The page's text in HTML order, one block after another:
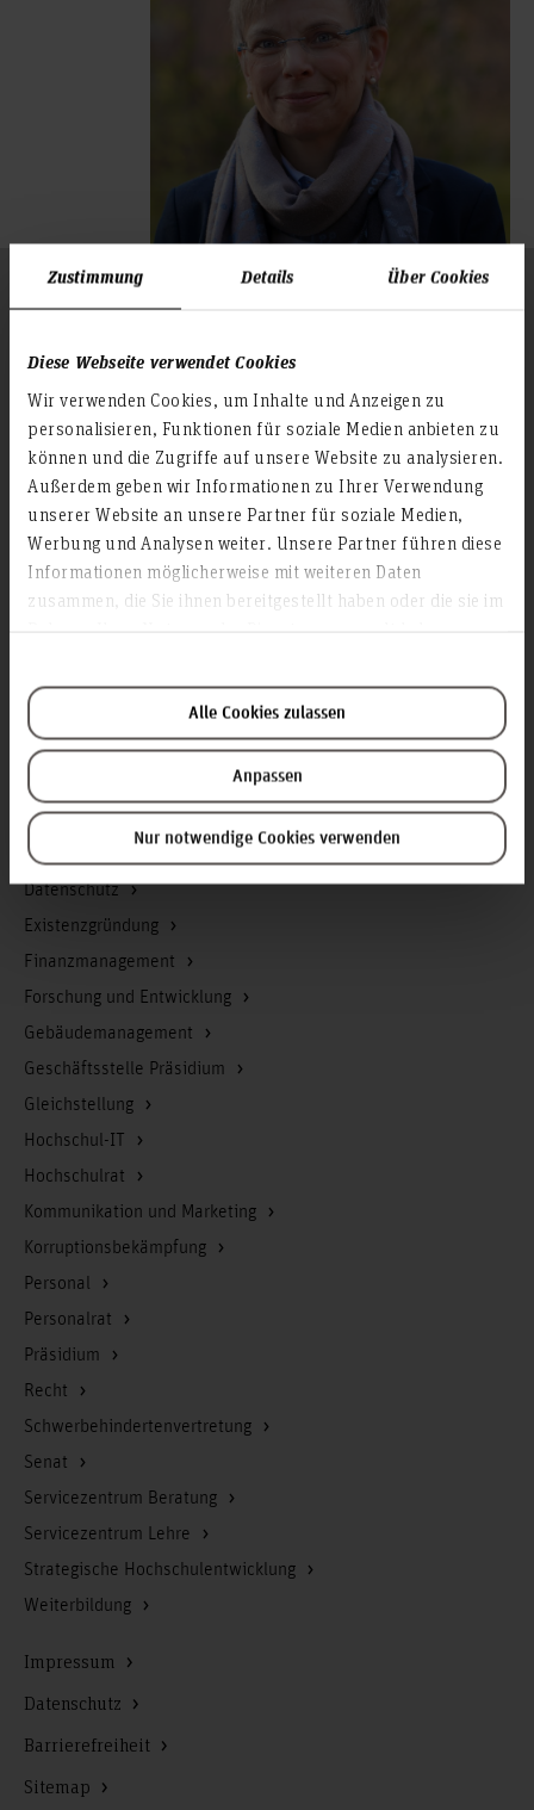
Zustimmung Details Über Cookies
Diese Webseite verwendet Cookies
Wir verwenden Cookies, um Inhalte und Anzeigen zu
personalisieren, Funktionen für soziale Medien anbieten zu
können und die Zugriffe auf unsere Website zu analysieren.
Außerdem geben wir Informationen zu Ihrer Verwendung
unserer Website an unsere Partner für soziale Medien,
Werbung und Analysen weiter. Unsere Partner führen diese
Informationen möglicherweise mit weiteren Daten
zusammen, die Sie ihnen bereitgestellt haben oder die sie im
Alle Cookies zulassen
Anpassen
Nur notwendige Cookies verwenden
Infos zur Hochschule
Kontakt und Anreise
Startseite Hochschule Hannover
Personensuche
Karriere
Folgen Sie uns
Antidiskriminierungsstelle
Arbeitssicherheit
Berufungsmanagement
Bibliothek
Datenschutz
Existenzgründung
Finanzmanagement
Forschung und Entwicklung
Gebäudemanagement
Geschäftsstelle Präsidium
Gleichstellung
Hochschul-IT
Hochschulrat
Kommunikation und Marketing
Korruptionsbekämpfung
Personal
Personalrat
Präsidium
Recht
Schwerbehindertenvertretung
Senat
Servicezentrum Beratung
Servicezentrum Lehre
Strategische Hochschulentwicklung
Weiterbildung
Impressum
Datenschutz
Barrierefreiheit
Sitemap